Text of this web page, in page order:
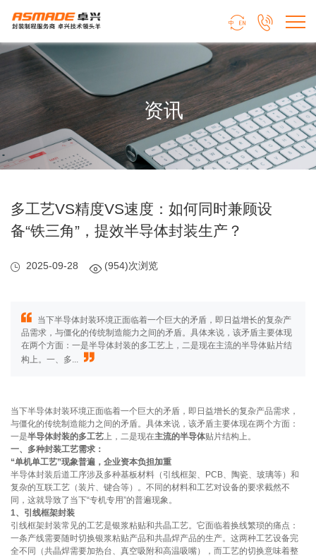


资讯
多工艺VS精度VS速度：如何同时兼顾设
备“铁三角”，提效半导体封装生产？
2025-09-28 (954)次浏览
当下半导体封装环境正面临着一个巨大的矛盾，即日益增长的复杂产
品需求，与僵化的传统制造能力之间的矛盾。具体来说，该矛盾主要体现
在两个方面：一是半导体封装的多工艺上，二是现在主流的半导体贴片结
构上。一、多...
当下半导体封装环境正面临着一个巨大的矛盾，即日益增长的复杂产品需求，
与僵化的传统制造能力之间的矛盾。具体来说，该矛盾主要体现在两个方面：
一是半导体封装的多工艺上，二是现在主流的半导体贴片结构上。
一、多种封装工艺需求：
“单机单工艺”现象普遍，企业资本负担加重
半导体封装后道工序涉及多种基板材料（引线框架、PCB、陶瓷、玻璃等）和
复杂的互联工艺（装片、键合等）。不同的材料和工艺对设备的要求截然不
同，这就导致了当下“专机专用”的普遍现象。
1、引线框架封装
引线框架封装常见的工艺是银浆粘贴和共晶工艺。它面临着换线繁琐的痛点：
一条产线需要随时切换银浆粘贴产品和共晶焊产品的生产。这两种工艺设备完
全不同（共晶焊需要加热台、真空吸附和高温吸嘴），而工艺的切换意味着整